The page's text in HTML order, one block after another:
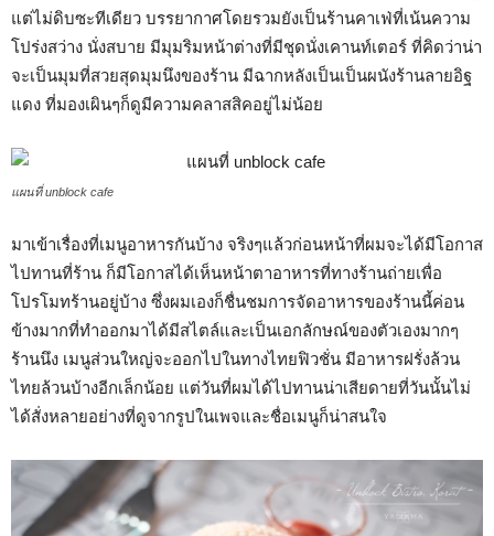
แต่ไม่ดิบซะทีเดียว บรรยากาศโดยรวมยังเป็นร้านคาเฟ่ที่เน้นความ
โปร่งสว่าง นั่งสบาย มีมุมริมหน้าต่างที่มีชุดนั่งเคานท์เตอร์ ที่คิดว่าน่า
จะเป็นมุมที่สวยสุดมุมนึงของร้าน มีฉากหลังเป็นเป็นผนังร้านลายอิฐ
แดง ที่มองเผินๆก็ดูมีความคลาสสิคอยู่ไม่น้อย
แผนที่ unblock cafe
มาเข้าเรื่องที่เมนูอาหารกันบ้าง จริงๆแล้วก่อนหน้าที่ผมจะได้มีโอกาส
ไปทานที่ร้าน ก็มีโอกาสได้เห็นหน้าตาอาหารที่ทางร้านถ่ายเพื่อ
โปรโมทร้านอยู่บ้าง ซึ่งผมเองก็ชื่นชมการจัดอาหารของร้านนี้ค่อน
ข้างมากที่ทำออกมาได้มีสไตล์และเป็นเอกลักษณ์ของตัวเองมากๆ
ร้านนึง เมนูส่วนใหญ่จะออกไปในทางไทยฟิวชั่น มีอาหารฝรั่งล้วน
ไทยล้วนบ้างอีกเล็กน้อย แต่วันที่ผมได้ไปทานน่าเสียดายที่วันนั้นไม่
ได้สั่งหลายอย่างที่ดูจากรูปในเพจและชื่อเมนูก็น่าสนใจ